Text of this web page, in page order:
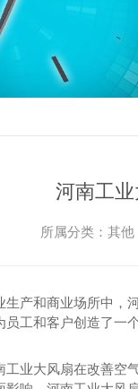
河南工
所属分类：其
生产和商业场所中，
员工和客户创造了一
工业大风扇在改善空